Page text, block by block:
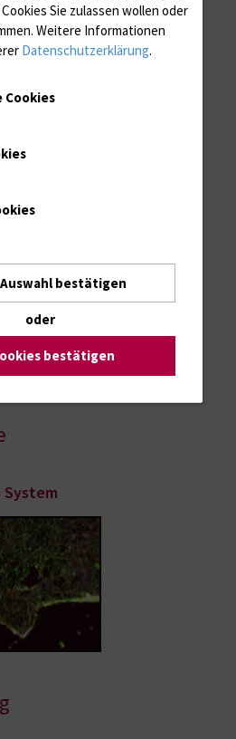
Sie zulassen wollen oder
Weitere Informationen
Datenschutzerklärung.
Cookies
bestätigen
oder
bestätigen